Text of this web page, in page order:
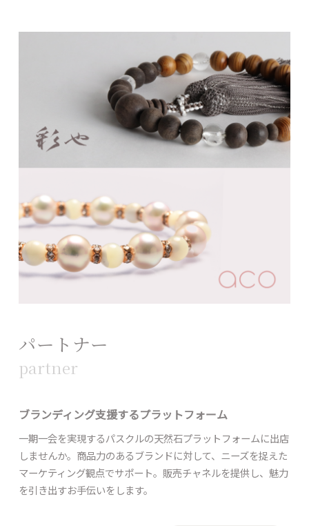
パートナー
partner
ブランディング支援するプラットフォーム
一期一会を実現するパスクルの天然石プラットフォームに出店
しませんか。商品力のあるブランドに対して、ニーズを捉えた
マーケティング観点でサポート。販売チャネルを提供し、魅力
を引き出すお手伝いをします。